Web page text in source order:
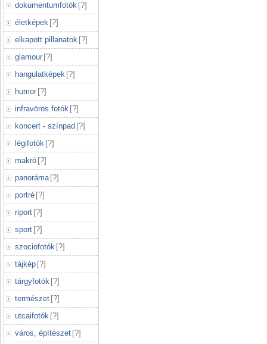
dokumentumfotók [?]
életképek [?]
elkapott pillanatok [?]
glamour [?]
hangulatképek [?]
humor [?]
infravörös fotók [?]
koncert - színpad [?]
légifotók [?]
makró [?]
panoráma [?]
portré [?]
riport [?]
sport [?]
szociofotók [?]
tájkép [?]
tárgyfotók [?]
természet [?]
utcaifotók [?]
város, építészet [?]